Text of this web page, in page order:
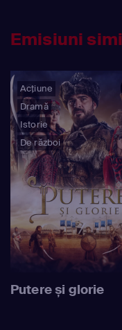
a distruge programul
Emisiuni
Acțiune
Dramă
Istorie
De război
Putere și glorie